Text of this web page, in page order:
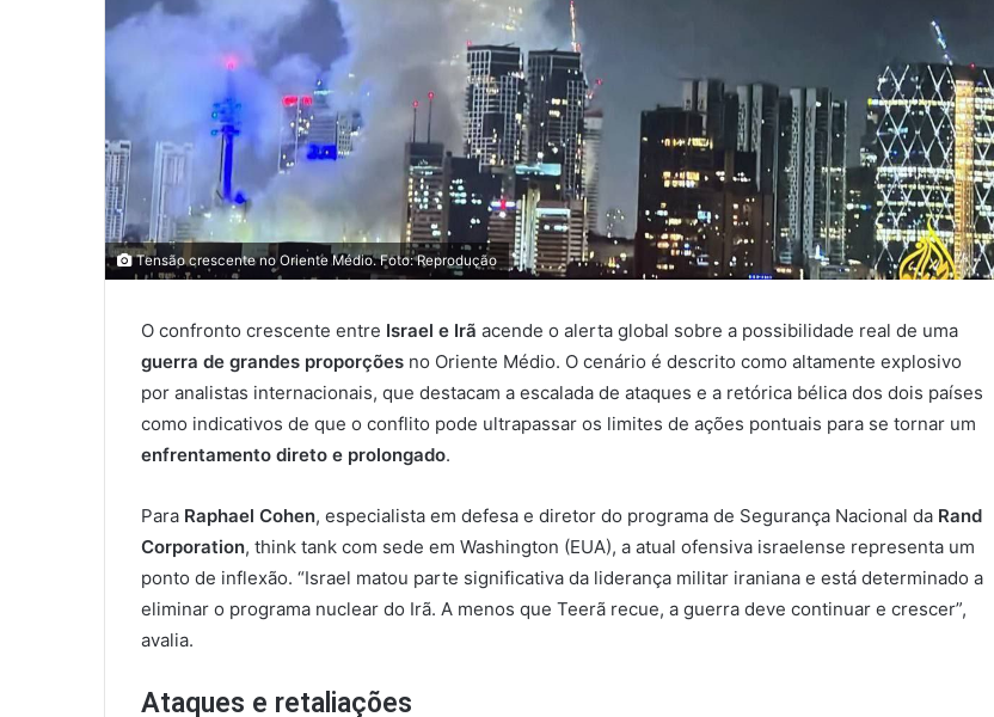
Tensão crescente no Oriente Médio. Foto: Reprodução
O confronto crescente entre Israel e Irã acende o alerta global sobre a possibilidade real de uma
guerra de grandes proporções no Oriente Médio. O cenário é descrito como altamente explosivo
por analistas internacionais, que destacam a escalada de ataques e a retórica bélica dos dois países
como indicativos de que o conflito pode ultrapassar os limites de ações pontuais para se tornar um
enfrentamento direto e prolongado.
Para Raphael Cohen, especialista em defesa e diretor do programa de Segurança Nacional da Rand
Corporation, think tank com sede em Washington (EUA), a atual ofensiva israelense representa um
ponto de inflexão. “Israel matou parte significativa da liderança militar iraniana e está determinado a
eliminar o programa nuclear do Irã. A menos que Teerã recue, a guerra deve continuar e crescer”,
avalia.
Ataques e retaliações